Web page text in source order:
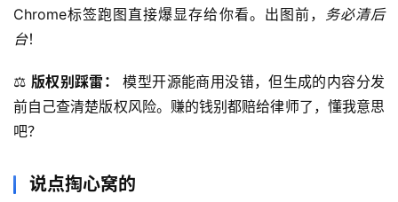
Chrome标签跑图直接爆显存给你看。出图前，
务必清后
台！
⚖️ 版权别踩雷：
模型开源能商用没错，但生成的内容分发
前自己查清楚版权风险。赚的钱别都赔给律师了，懂我意思
吧？
说点掏心窝的